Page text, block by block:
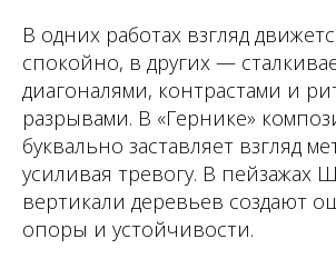
В одних работах взгляд
спокойно, в других —
диагоналями, контрастами и
разрывами. В «Гернике»
буквально заставляет взгляд
усиливая тревогу. В пейзажах
вертикали деревьев создают
опоры и устойчивости.